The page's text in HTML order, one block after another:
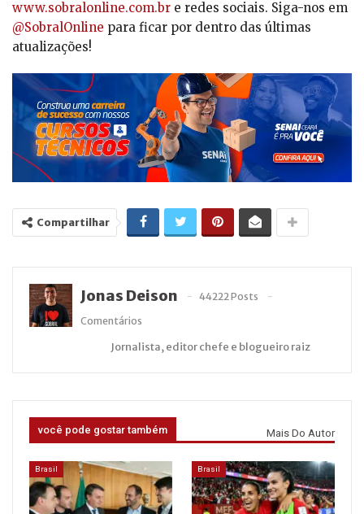
www.sobralonline.com.br e redes sociais. Siga-nos em
@SobralOnline para ficar por dentro das últimas
atualizações!
Compartilhar
Jonas Deison
44222 Posts
Comentários
Jornalista, editor chefe e blogueiro raiz
você pode gostar também Mais Do Autor
Brasil Brasil